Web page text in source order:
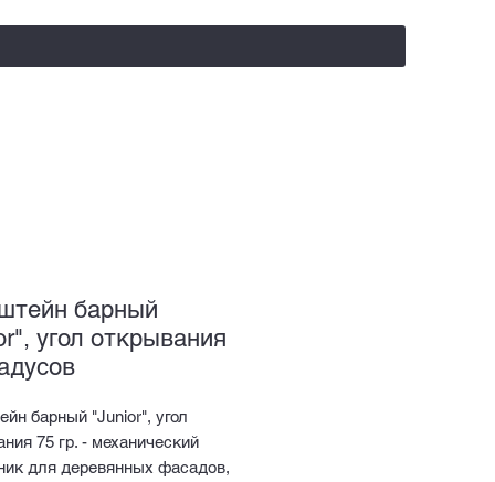
барный
угол открывания
барный "Junior", угол
75 гр. - механический
для деревянных фасадов,